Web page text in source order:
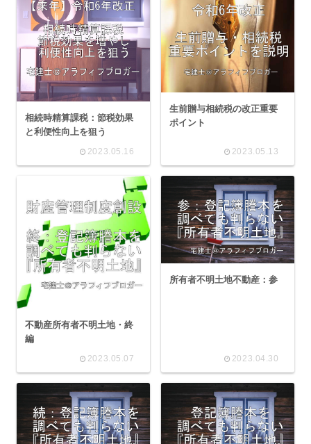
相続時精算課税：節税効果
と利便性向上を狙う
2023.05.16
生前贈与相続税の改正重要
ポイント
2023.05.13
不動産所有者不明土地・終
編
2023.05.07
所有者不明土地不動産：参
2023.04.30